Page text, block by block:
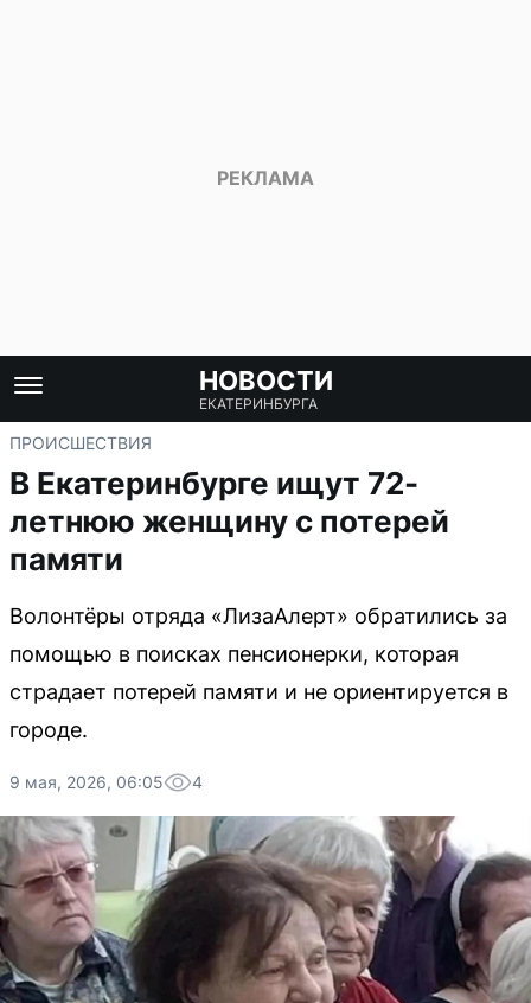
НОВОСТИ
ЕКАТЕРИНБУРГА
ПРОИСШЕСТВИЯ
В Екатеринбурге ищут 72-
летнюю женщину с потерей
памяти
Волонтёры отряда «ЛизаАлерт» обратились за
помощью в поисках пенсионерки, которая
страдает потерей памяти и не ориентируется в
городе.
9 мая, 2026, 06:05 4